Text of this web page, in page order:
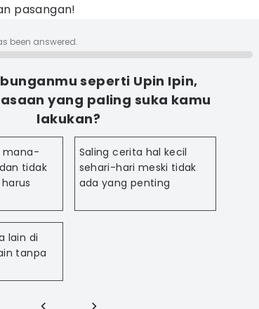
pasangan!
been answered.
seperti Upin Ipin,
yang paling suka kamu
lakukan?
mana-
tidak
Saling cerita hal kecil
sehari-hari meski tidak
ada yang penting
lain di
tanpa